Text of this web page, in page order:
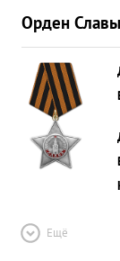
Орден
Ещё